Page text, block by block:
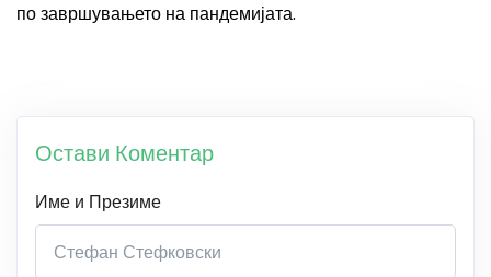
по завршувањето на пандемијата.
Остави Коментар
Име и Презиме